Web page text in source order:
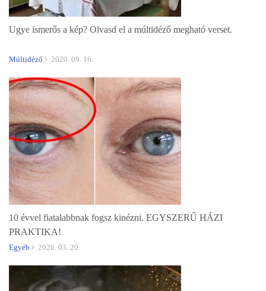
Ugye ismerős a kép? Olvasd el a múltidéző megható verset.
Múltidéző 2020. 09. 16.
10 évvel fiatalabbnak fogsz kinézni. EGYSZERŰ HÁZI
PRAKTIKA!
Egyéb 2026. 03. 20.